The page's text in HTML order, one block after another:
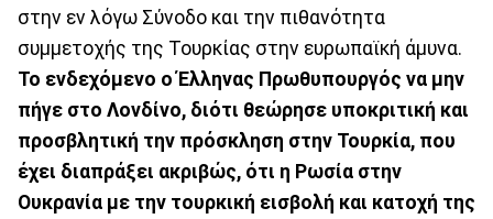
στην εν λόγω Σύνοδο και την πιθανότητα
συμμετοχής της Τουρκίας στην ευρωπαϊκή άμυνα.
Το ενδεχόμενο ο Έλληνας Πρωθυπουργός να μην
πήγε στο Λονδίνο, διότι θεώρησε υποκριτική και
προσβλητική την πρόσκληση στην Τουρκία, που
έχει διαπράξει ακριβώς, ότι η Ρωσία στην
Ουκρανία με την τουρκική εισβολή και κατοχή της